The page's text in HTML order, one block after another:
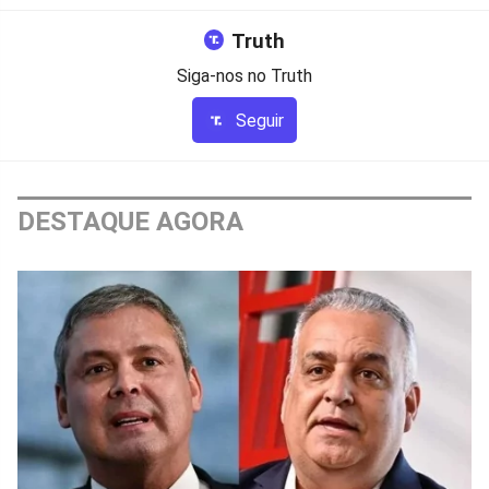
Truth
Siga-nos no Truth
Seguir
DESTAQUE AGORA